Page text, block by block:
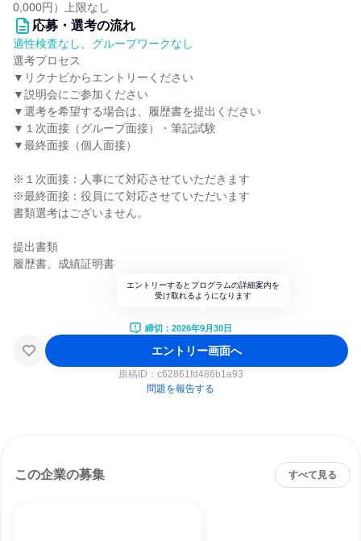
0,000円）上限なし
応募・選考の流れ
適性検査なし、グループワークなし
選考プロセス
▼リクナビからエントリーください
▼説明会にご参加ください
▼選考を希望する場合は、履歴書を提出ください
▼１次面接（グループ面接）・筆記試験
▼最終面接（個人面接）
※１次面接：人事にて対応させていただきます
※最終面接：役員にて対応させていただいます
書類選考はございません。
提出書類
履歴書、成績証明書
エントリーするとプログラムの詳細案内を
受け取れるようになります
締切：2026年9月30日
エントリー画面へ
原稿ID： c62861fd486b1a93
問題を報告する
この企業の募集 すべて見る